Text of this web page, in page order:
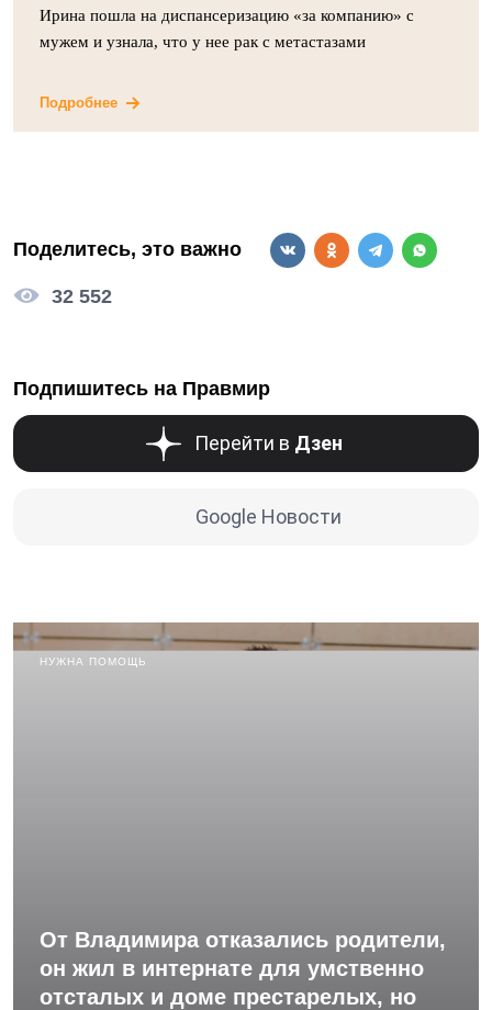
Ирина пошла на диспансеризацию «за компанию» с
мужем и узнала, что у нее рак с метастазами
Подробнее
Поделитесь, это важно
32 552
Подпишитесь на Правмир
Перейти в Дзен
Google Новости
НУЖНА ПОМОЩЬ
От Владимира отказались родители,
он жил в интернате для умственно
отсталых и доме престарелых, но